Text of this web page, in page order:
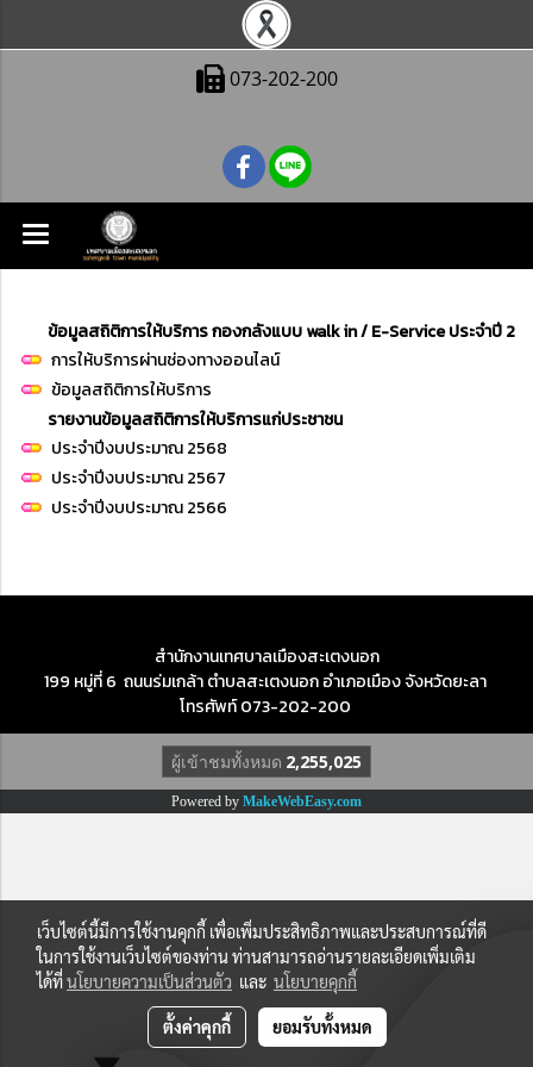
073-202-200
ข้อมูลสถิติการให้บริการ กองกลังแบบ walk in / E-Service ประจำปี
การให้บริการผ่านช่องทางออนไลน์
ข้อมูลสถิติการให้บริการ
รายงานข้อมูลสถิติการให้บริการแก่ประชาชน
ประจำปีงบประมาณ 2568
ประจำปีงบประมาณ 2567
ประจำปีงบประมาณ 2566
สำนักงานเทศบาลเมืองสะเตงนอก
199 หมู่ที่ 6 ถนนร่มเกล้า ตำบลสะเตงนอก อำเภอเมือง จังหวัดยะลา
โทรศัพท์ 073-202-200
ผู้เข้าชมทั้งหมด 2,255,025
Powered by MakeWebEasy.com
เว็บไซต์นี้มีการใช้งานคุกกี้ เพื่อเพิ่มประสิทธิภาพและประสบการณ์ที่ดี
ในการใช้งานเว็บไซต์ของท่าน ท่านสามารถอ่านรายละเอียดเพิ่มเติม
ได้ที่นโยบายความเป็นส่วนตัว และ นโยบายคุกกี้
ตั้งค่าคุกกี้ ยอมรับทั้งหมด